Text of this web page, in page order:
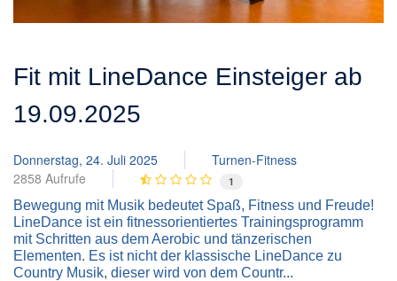
Fit mit LineDance Einsteiger ab
19.09.2025
Donnerstag, 24. Juli 2025
Turnen-Fitness
2858 Aufrufe
1
Bewegung mit Musik bedeutet Spaß, Fitness und Freude!
LineDance ist ein fitnessorientiertes Trainingsprogramm
mit Schritten aus dem Aerobic und tänzerischen
Elementen. Es ist nicht der klassische LineDance zu
Country Musik, dieser wird von dem Countr...